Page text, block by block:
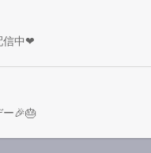
信中❤︎
ー🎉🎂